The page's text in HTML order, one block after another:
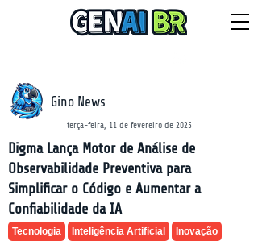
Gino News
terça-feira, 11 de fevereiro de 2025
Digma Lança Motor de Análise de
Observabilidade Preventiva para
Simplificar o Código e Aumentar a
Confiabilidade da IA
Tecnologia Inteligência Artificial Inovação